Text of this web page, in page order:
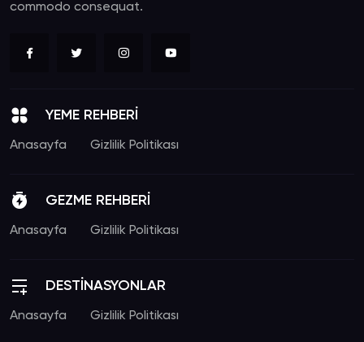
commodo consequat.
YEME REHBERİ
Anasayfa Gizlilik Politikası
GEZME REHBERİ
Anasayfa Gizlilik Politikası
DESTİNASYONLAR
Anasayfa Gizlilik Politikası